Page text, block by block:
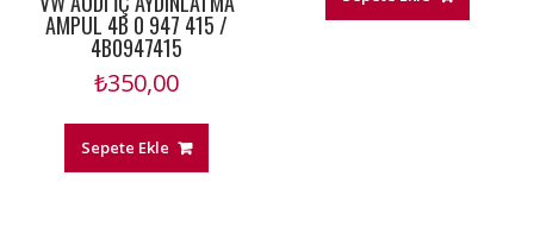
AMPUL 4B 0 947 415 /
4B0947415
₺350,00
Sepete Ekle